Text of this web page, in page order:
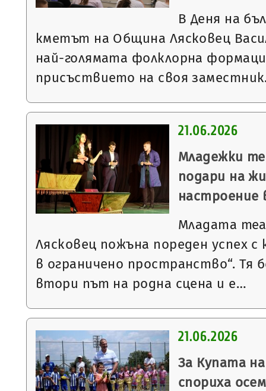
В Деня на
кметът на Община Лясковец
най-голямата фолклорна
присъствието на своя
21.06.2026
Младежки
подари на
настроение
Младата
Лясковец пожъна пореден успех
в ограничено пространство“. Тя
втори път на родна сцена и е…
21.06.2026
За Купата
спориха